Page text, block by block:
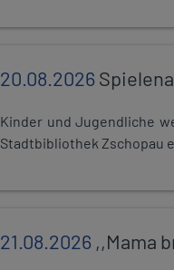
20.08.2026
Kinder und Jugendliche
Stadtbibliothek Zschopau
21.08.2026 ,,Mama